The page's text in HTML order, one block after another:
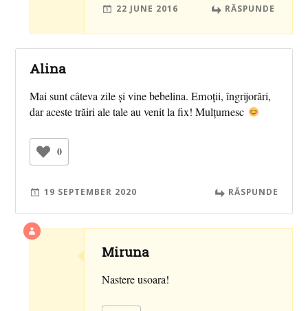
22 JUNE 2016 RĂSPUNDE
Alina
Mai sunt câteva zile și vine bebelina. Emoții, îngrijorări,
dar aceste trăiri ale tale au venit la fix! Mulțumesc
0
19 SEPTEMBER 2020 RĂSPUNDE
Miruna
Nastere usoara!